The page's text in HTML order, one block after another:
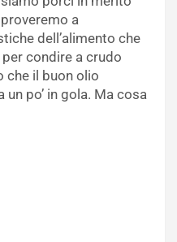
a
dell’alimento che
condire a crudo
che il buon olio
po’ in gola. Ma cosa